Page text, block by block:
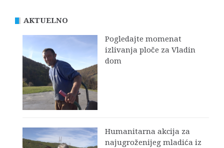
AKTUELNO
Pogledajte momenat
izlivanja ploče za Vladin
dom
Humanitarna akcija za
najugroženijeg mladića iz